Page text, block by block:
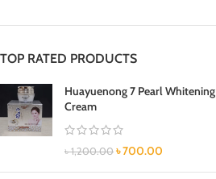
TOP RATED PRODUCTS
Huayuenong 7 Pearl Whitening
Cream
৳1,200.00 ৳700.00